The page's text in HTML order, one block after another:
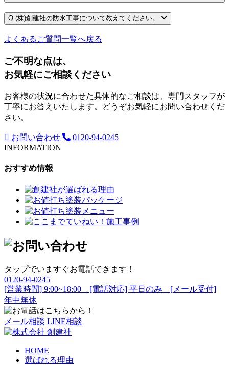
Q (株)創建社の防水工事について教えてください。
よくあるご質問一覧へ戻る
ご不明な点は、
お気軽にご相談ください
お客様の状況に合わせた具体的なご相談は、専門スタッフが
丁寧にお答えいたします。どうぞお気軽にお問い合わせくだ
さい。
お問い合わせ
0120-94-0245
INFORMATION
おすすめ情報
タップでいますぐお電話できます！
0120-94-0245
[営業時間] 9:00~18:00 [電話対応] 平日のみ [メール受付]
年中無休
メール相談 LINE相談
HOME
選ばれる理由